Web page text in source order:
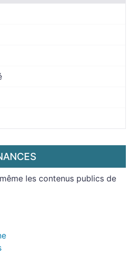
les contenus publics de